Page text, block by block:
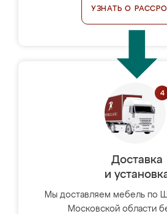
УЗНАТЬ О
Доставка
и
Мы доставляем мебель по
Московской области